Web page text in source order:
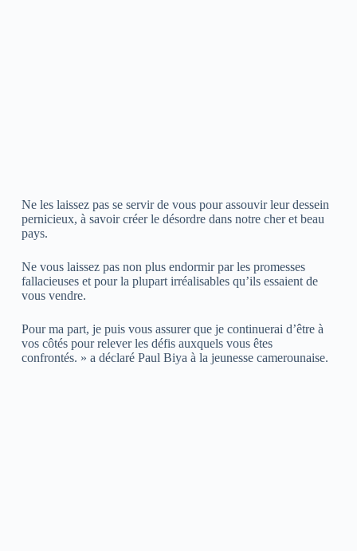
Ne les laissez pas se servir de vous pour assouvir leur dessein
pernicieux, à savoir créer le désordre dans notre cher et beau
pays.
Ne vous laissez pas non plus endormir par les promesses
fallacieuses et pour la plupart irréalisables qu’ils essaient de
vous vendre.
Pour ma part, je puis vous assurer que je continuerai d’être à
vos côtés pour relever les défis auxquels vous êtes
confrontés. » a déclaré Paul Biya à la jeunesse camerounaise.